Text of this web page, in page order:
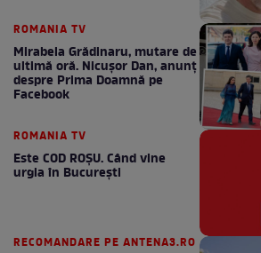
ROMANIA TV
Mirabela Grădinaru, mutare de
ultimă oră. Nicuşor Dan, anunţ
despre Prima Doamnă pe
Facebook
ROMANIA TV
Este COD ROŞU. Când vine
urgia în Bucureşti
RECOMANDARE PE ANTENA3.RO